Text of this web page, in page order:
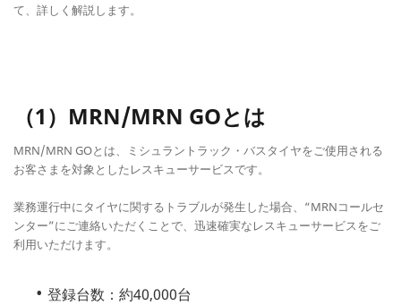
て、詳しく解説します。
（1）MRN/MRN GOとは
MRN/MRN GOとは、ミシュラントラック・バスタイヤをご使用される
お客さまを対象としたレスキューサービスです。
業務運行中にタイヤに関するトラブルが発生した場合、“MRNコールセ
ンター”にご連絡いただくことで、迅速確実なレスキューサービスをご
利用いただけます。
登録台数：約40,000台